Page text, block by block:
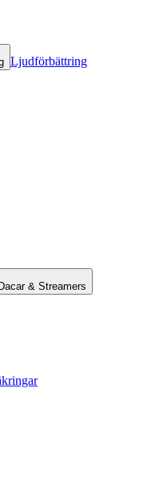
Ljudförbättring
& Streamers